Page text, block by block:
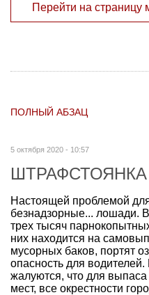
Перейти на страницу
ПОЛНЫЙ АБЗАЦ
5 октября 2020 - 10:57
Настоящей проблемой
безнадзорные... лошади.
трех тысяч
них находится на
мусорных баков, портят
опасность для
жалуются, что для
мест, все окрестности